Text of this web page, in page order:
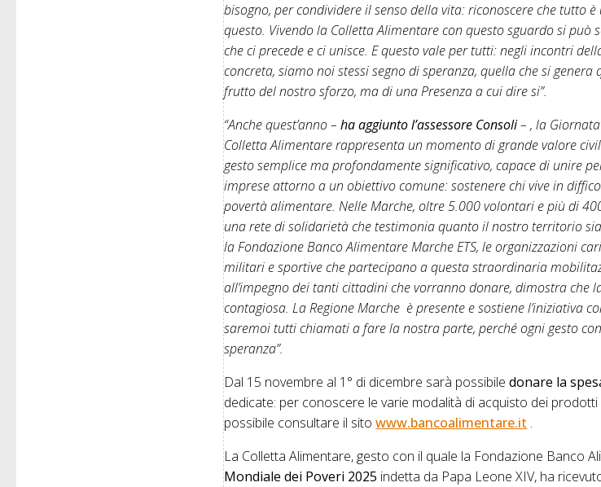
bisogno, per condividere il senso della vita: riconoscere che tutto
questo. Vivendo la CollettaAlimentarecon questo sguardo si può
che ci precede e ci unisce. E questo vale per tutti: negli incontri
concreta, siamo noi stessi segno di speranza, quella che si
frutto del nostro sforzo, ma di una Presenza a cui dire si”.
“Anche quest’anno –ha aggiunto l’assessore Consoli– , la
CollettaAlimentarerappresenta un momento di grande valore
gesto semplice ma profondamente significativo, capace di unire
imprese attorno a un obiettivo comune: sostenere chi vive in
povertàalimentare. Nelle Marche, oltre 5.000 volontari e più di
una rete di solidarietà che testimonia quanto il nostro territorio
la FondazioneBanco AlimentareMarche ETS, le organizzazioni
militari e sportive che partecipano a questa straordinaria
all’impegno dei tanti cittadini che vorranno donare, dimostra che
contagiosa. La Regione Marche è presente e sostiene l’iniziativa
saremoi tutti chiamati a fare la nostra parte, perché ogni gesto
speranza”.
Dal 15 novembre al 1° di dicembre sarà possibile donare la
dedicate: per conoscere le varie modalità di acquisto dei prodotti
possibile consultare il sitowww.bancoalimentare.it .
La Colletta Alimentare, gesto con il quale la Fondazione Banco
Mondiale dei Poveri 2025 indetta da Papa Leone XIV, ha